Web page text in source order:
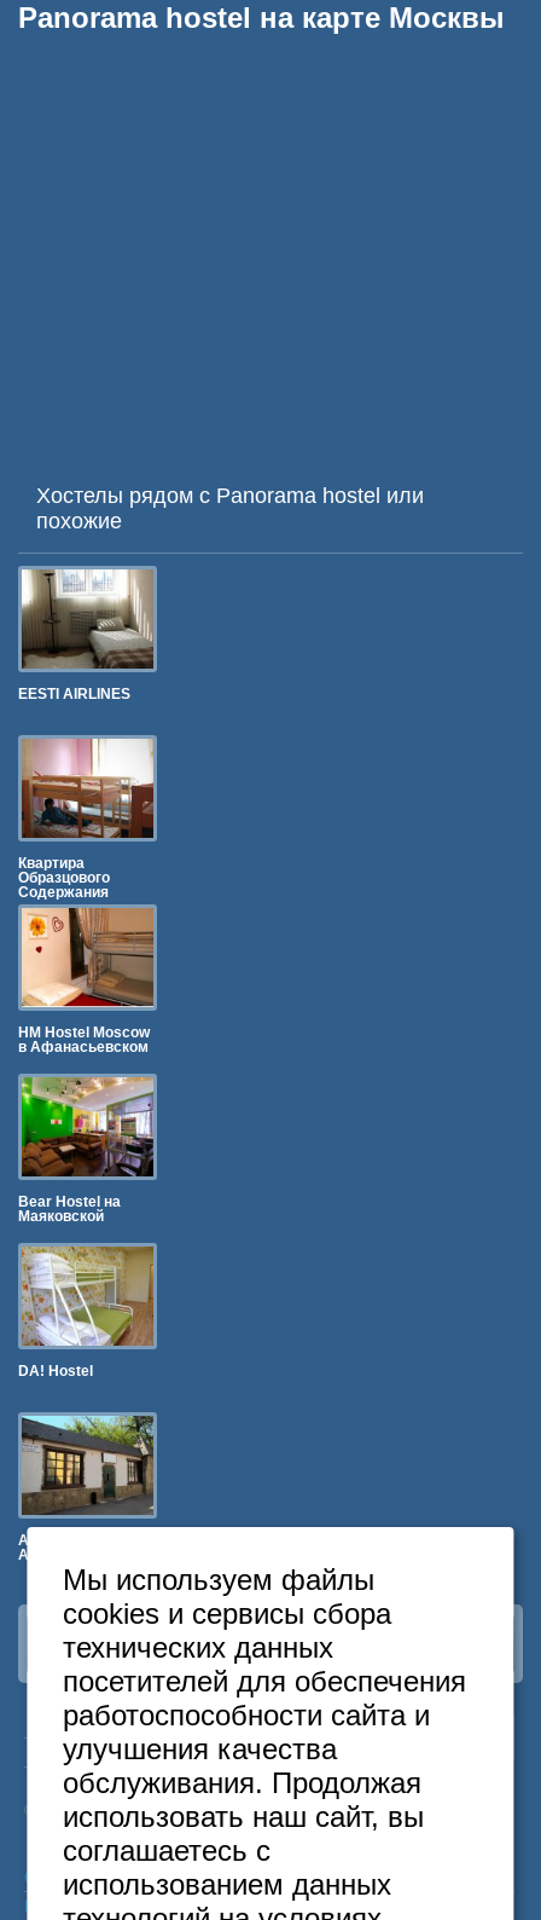
Panorama hostel на карте Москвы
Хостелы рядом с Panorama hostel или
похожие
EESTI AIRLINES
Квартира
Образцового
Содержания
HM Hostel Moscow
в Афанасьевском
Bear Hostel на
Маяковской
DA! Hostel
Артист на
Арбатской
Наша группа ВКонтакте
Москва
Санкт-Петербург
Бесплатный
+7 495 646-74-40
+7 812
418-22-18
8 800 222-58-32
© 2015 Hostels of Moscow. Все права защищены.
Согласие на обработку персональных данных
Политика конфиденциальности
Мы используем файлы
cookies и сервисы сбора
технических данных
посетителей для обеспечения
работоспособности сайта и
улучшения качества
обслуживания. Продолжая
использовать наш сайт, вы
соглашаетесь с
использованием данных